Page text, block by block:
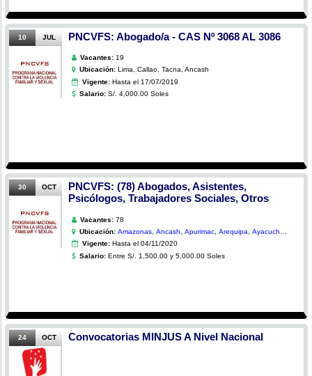
10 JUL PNCVFS: Abogado/a - CAS Nº 3068 AL 3086
Vacantes: 19
Ubicación: Lima, Callao, Tacna, Ancash
Vigente: Hasta el 17/07/2019
Salario: S/. 4,000.00 Soles
30 OCT
PNCVFS: (78) Abogados, Asistentes,
Psicólogos, Trabajadores Sociales, Otros
Vacantes: 78
Ubicación: Amazonas ,Ancash ,Apurimac ,Arequipa ,Ayacucho
Ica, Junin,La Libertad
Moquegua,Pasco, Puno,San Martin
Vigente: Hasta el 04/11/2020
Salario: Entre S/. 1,500.00 y 5,000.00 Soles
24 OCT Convocatorias MINJUS A Nivel Nacional